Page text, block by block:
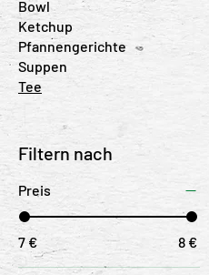
Bowl
Ketchup
Pfannengerichte
Suppen
Tee
Filtern nach
Preis
7 € 8 €